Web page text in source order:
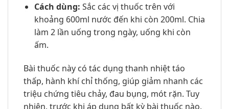
Cách dùng: Sắc các vị thuốc trên với
khoảng 600ml nước đến khi còn 200ml. Chia
làm 2 lần uống trong ngày, uống khi còn
ấm.
Bài thuốc này có tác dụng thanh nhiệt táo
thấp, hành khí chỉ thống, giúp giảm nhanh các
triệu chứng tiêu chảy, đau bụng, mót rặn. Tuy
nhiên, trước khi áp dụng bất kỳ bài thuốc nào,